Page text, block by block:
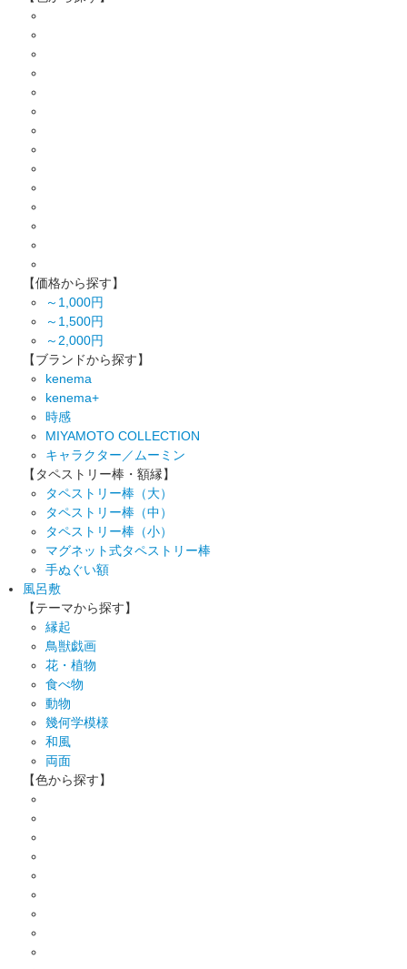
【価格から探す】
～1,000円
～1,500円
～2,000円
【ブランドから探す】
kenema
kenema+
時感
MIYAMOTO COLLECTION
キャラクター／ムーミン
【タペストリー棒・額縁】
タペストリー棒（大）
タペストリー棒（中）
タペストリー棒（小）
マグネット式タペストリー棒
手ぬぐい額
風呂敷
【テーマから探す】
縁起
鳥獣戯画
花・植物
食べ物
動物
幾何学模様
和風
両面
【色から探す】